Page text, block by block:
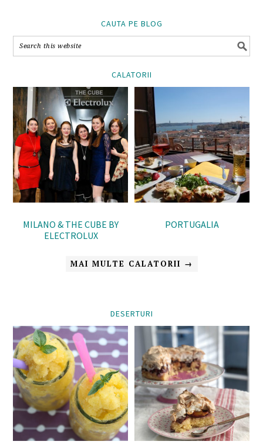
CAUTA PE BLOG
CALATORII
MILANO & THE CUBE BY
ELECTROLUX
PORTUGALIA
MAI MULTE CALATORII →
DESERTURI